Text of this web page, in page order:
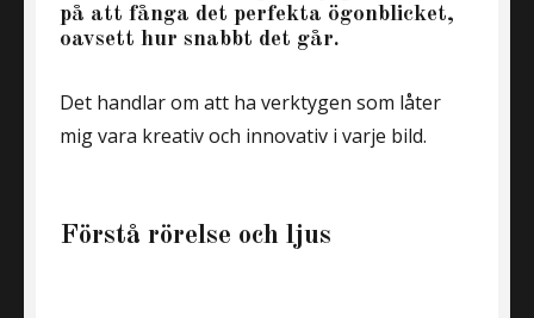
på att fånga det perfekta ögonblicket,
oavsett hur snabbt det går.
Det handlar om att ha verktygen som låter
mig vara kreativ och innovativ i varje bild.
Förstå rörelse och ljus